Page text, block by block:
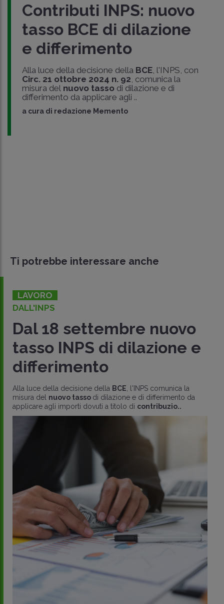
Contributi INPS: nuovo
tasso BCE di dilazione
e differimento
Alla luce della decisione della BCE, l'INPS, con
Circ. 21 ottobre 2024 n. 92, comunica la
misura del nuovo tasso di dilazione e di
differimento da applicare agli ..
a cura di redazione Memento
Ti potrebbe interessare anche
LAVORO
DALL'INPS
Dal 18 settembre nuovo
tasso INPS di dilazione e
differimento
Alla luce della decisione della BCE , l'INPS comunica la
misura del nuovo tasso di dilazione e di differimento da
applicare agli importi dovuti a titolo di contribuzio..